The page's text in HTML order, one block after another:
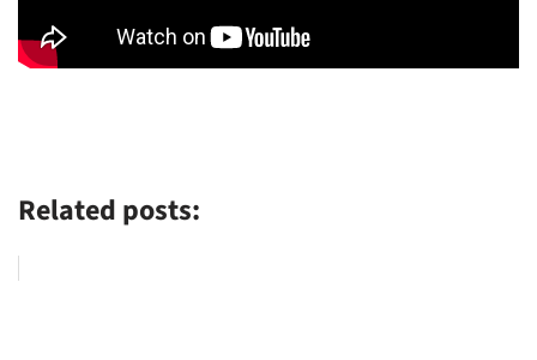
Related posts: